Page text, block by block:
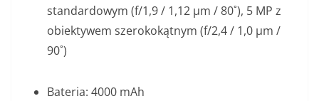
standardowym (f/1,9 / 1,12 μm / 80˚), 5 MP z
obiektywem szerokokątnym (f/2,4 / 1,0 μm /
90˚)
Bateria: 4000 mAh